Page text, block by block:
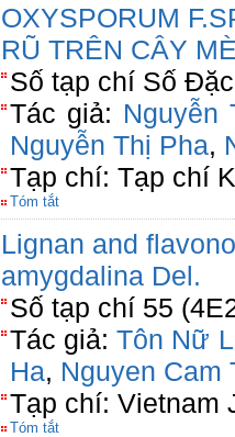
OXYSPORUM
RŨ TRÊN CÂY
Số tạp chí Số
Tác giả: Nguyễn
Nguyễn Thị Pha,
Tạp chí: Tạp chí
Tóm tắt
Lignan and
amygdalina Del.
Số tạp chí 55
Tác giả:Tôn Nữ
Ha, Nguyen Cam
Tạp chí: Vietnam
Tóm tắt